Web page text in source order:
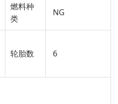
燃料种
类
NG
轮胎数 6